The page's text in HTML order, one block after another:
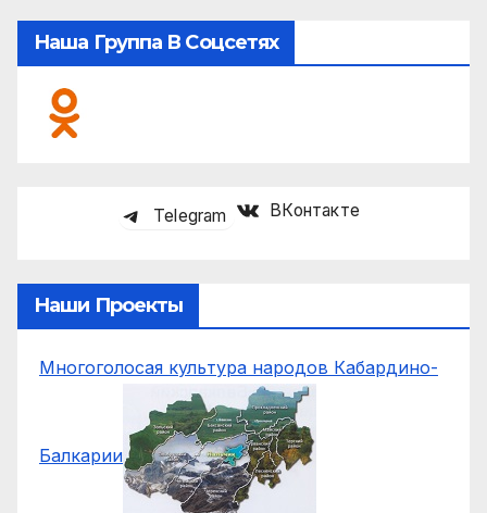
Наша Группа В Соцсетях
Telegram ВКонтакте
Наши Проекты
Многоголосая культура народов Кабардино-
Балкарии